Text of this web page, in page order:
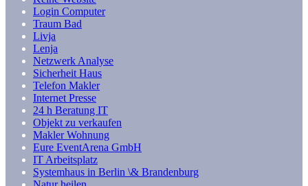
Login Computer
Traum Bad
Livja
Lenja
Netzwerk Analyse
Sicherheit Haus
Telefon Makler
Internet Presse
24 h Beratung IT
Objekt zu verkaufen
Makler Wohnung
Eure EventArena GmbH
IT Arbeitsplatz
Systemhaus in Berlin \& Brandenburg